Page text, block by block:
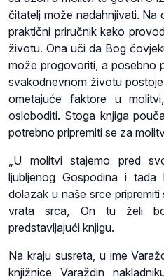
čitatelj može nadahnjivati. Na
praktični priručnik kako
životu. Ona uči da Bog
može progovoriti, a posebno
svakodnevnom životu
ometajuće faktore u
osloboditi. Stoga knjiga
potrebno pripremiti se za
„U molitvi stajemo pred
ljubljenog Gospodina i
dolazak u naše srce
vrata srca, On tu želi
predstavljajući knjigu.
Na kraju susreta, u ime
knjižnice Varaždin